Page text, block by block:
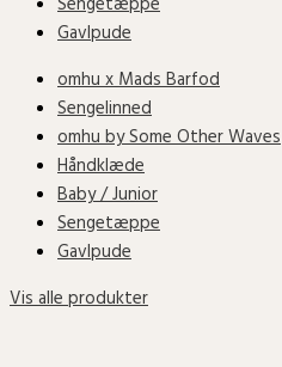
Gavlpude
omhu x Mads Barfod
Sengelinned
omhu by Some Other Waves
Håndklæde
Baby / Junior
Sengetæppe
Gavlpude
Vis alle produkter